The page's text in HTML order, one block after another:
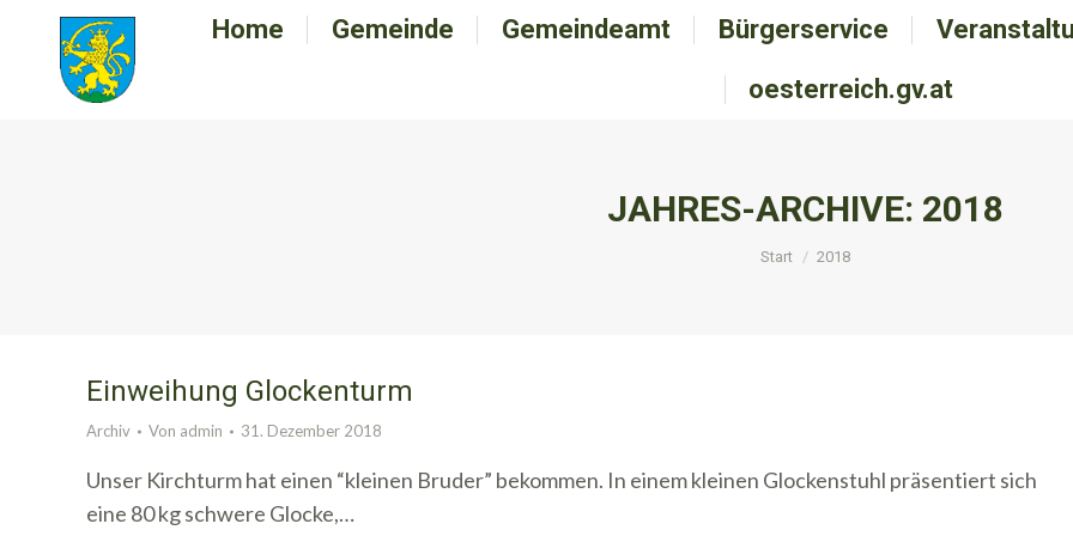
Home Gemeinde Gemeindeamt Bürgerservice
oesterreich.gv.at
JAHRES-ARCHIVE: 2018
Sie befinden sich hier:
Start 2018
Einweihung Glockenturm
Archiv Von admin 31. Dezember 2018
Unser Kirchturm hat einen “kleinen Bruder” bekommen. In einem kleinen Glockenstuhl präsentiert sich
eine 80 kg schwere Glocke,…
Home Gemeinde Gemeindeamt Bürgerservice
oesterreich.gv.at